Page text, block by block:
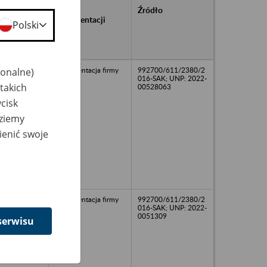
w
dokumentacji
Źródło
Dokumentacja firmy
992700/611/2380/2
016-SAK; UNP: 2022-
00528063
Dokumentacja firmy
992700/611/2380/2
016-SAK; UNP: 2022-
0051309
Polski
swoje